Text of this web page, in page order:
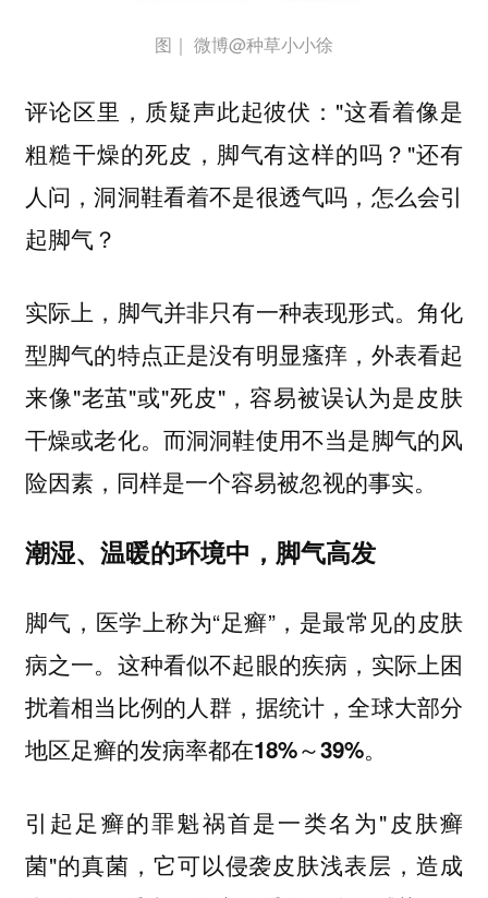
图｜ 微博@种草小小徐
评论区里，质疑声此起彼伏："这看着像是
粗糙干燥的死皮，脚气有这样的吗？"还有
人问，洞洞鞋看着不是很透气吗，怎么会引
起脚气？
实际上，脚气并非只有一种表现形式。角化
型脚气的特点正是没有明显瘙痒，外表看起
来像"老茧"或"死皮"，容易被误认为是皮肤
干燥或老化。而洞洞鞋使用不当是脚气的风
险因素 ，同样是一个容易被忽视的事实。
潮湿、温暖的环境中，脚气高发
脚气，医学上称为“足癣”，是最常见的皮肤
病之一。这种看似不起眼的疾病，实际上困
扰着相当比例的人群，据统计，全球大部分
地区足癣的发病率都在18%～39%。
引起足癣的罪魁祸首是一类名为"皮肤癣
菌"的真菌，它可以侵袭皮肤浅表层，造成